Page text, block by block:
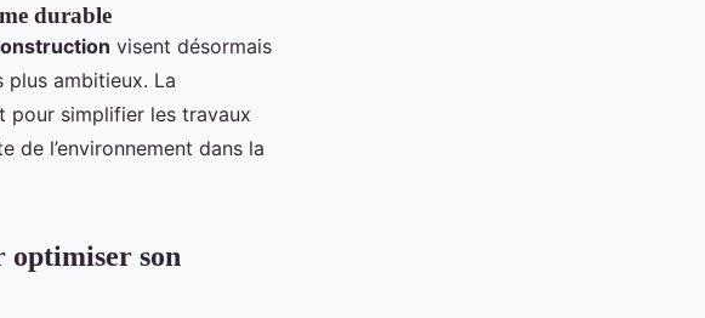
durable
visent désormais
plus ambitieux. La
pour simplifier les travaux
de l’environnement dans la
optimiser son